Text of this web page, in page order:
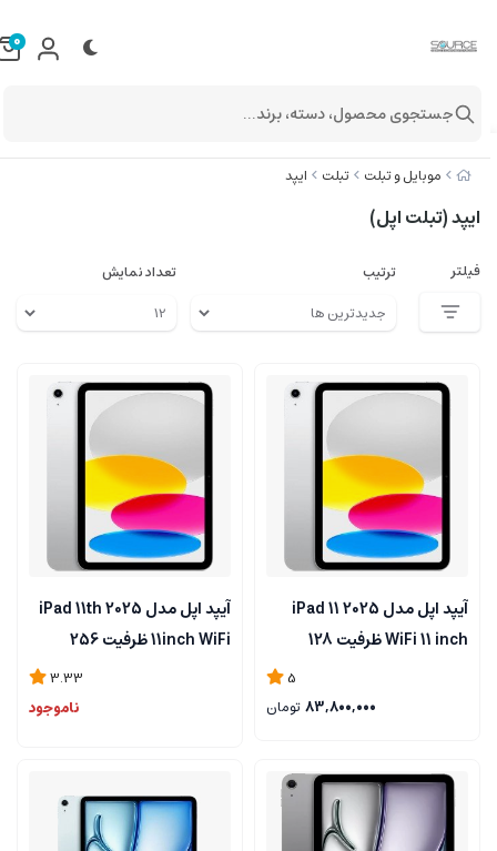
موبایل و تبلت تبلت ایپد
ایپد (تبلت اپل)
فیلتر ترتیب تعداد نمایش
آیپد اپل مدل iPad 11 2025
WiFi 11 inch ظرفیت 128
5
83,800,000 تومان
آیپد اپل مدل iPad 11th 2025
11inch WiFi ظرفیت 256
3.33
ناموجود
0
جستجوی محصول، دسته، برند...